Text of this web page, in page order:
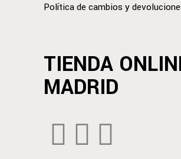
Política de cambios y
TIENDA
MADRID